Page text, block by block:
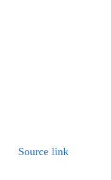
Source link